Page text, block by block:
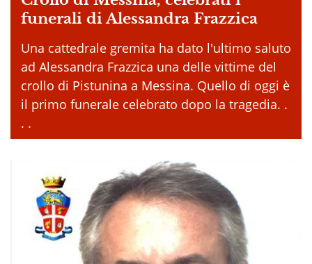
funerali di Alessandra Frazzica
Una cattedrale gremita ha dato l'ultimo saluto
ad Alessandra Frazzica una delle vittime del
crollo di Pistunina a Messina. Quello di oggi è
il primo funerale celebrato dopo la tragedia. .
. .